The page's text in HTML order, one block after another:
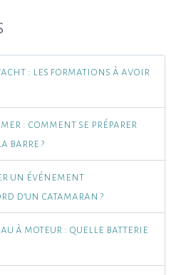
: les formations à avoir
: comment se préparer
barre ?
un événement
d’un catamaran ?
à moteur : quelle batterie